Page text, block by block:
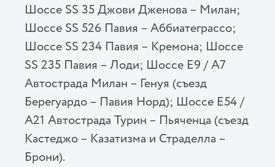
Шоссе SS 35 Джови Дженова – Милан;
Шоссе SS 526 Павия – Аббиатеграссо;
Шоссе SS 234 Павия – Кремона; Шоссе
SS 235 Павия – Лоди; Шоссе E9 / A7
Автострада Милан – Генуя (съезд
Берегуардо – Павия Норд); Шоссе E54 /
A21 Автострада Турин – Пьяченца (съезд
Кастеджо – Казатизма и Страделла –
Брони).